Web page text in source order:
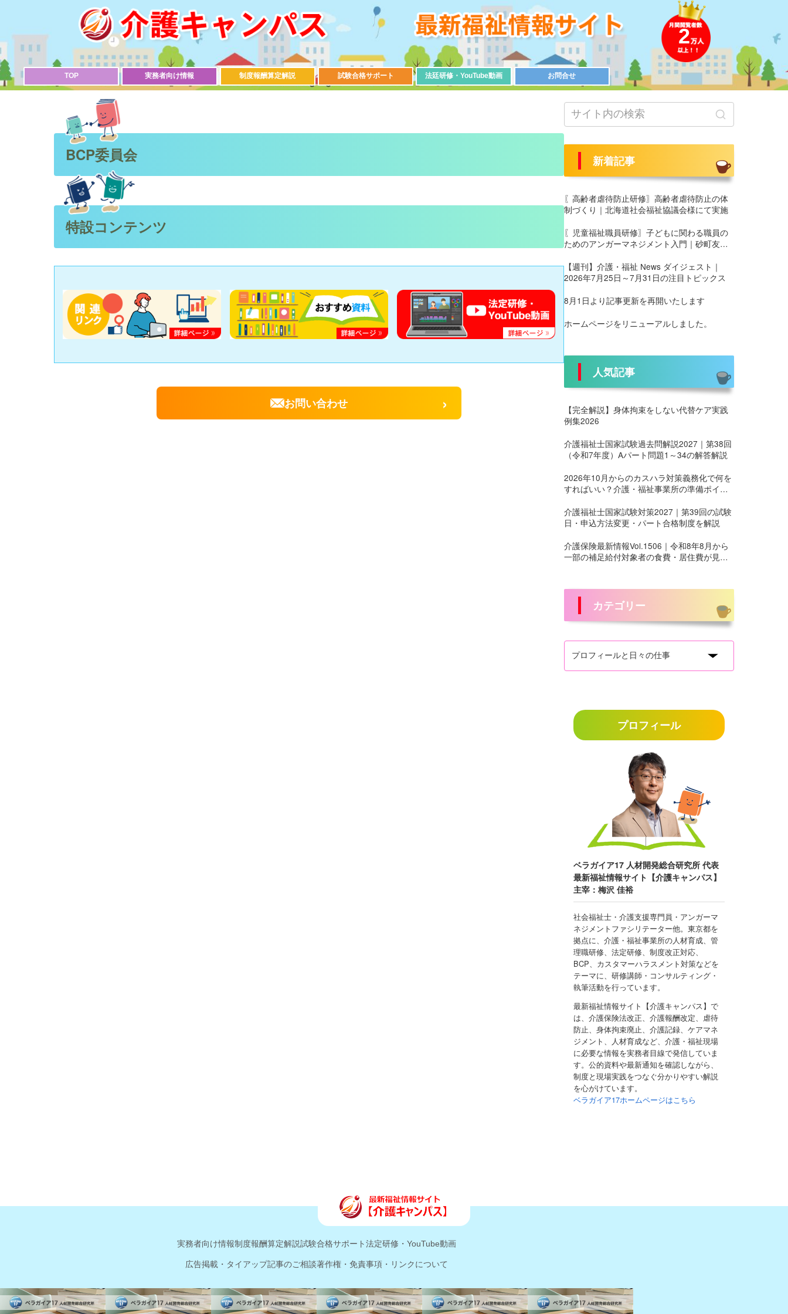
2
TOP 実務者向け情報 制度報酬算定解説 試験合格サポート 法廷研修・YouTube動画 お問合せ
BCP委員会
特設コンテンツ
お問い合わせ ›
新着記事
〖高齢者虐待防止研修〗高齢者虐待防止の体
制づくり｜北海道社会福祉協議会様にて実施
〖児童福祉職員研修〗子どもに関わる職員の
ためのアンガーマネジメント入門｜砂町友愛
【週刊】介護・福祉 News ダイジェスト｜
2026年7月25日～7月31日の注目トピックス
8月1日より記事更新を再開いたします
ホームページをリニューアルしました。
人気記事
【完全解説】身体拘束をしない代替ケア実践
例集2026
介護福祉士国家試験過去問解説2027｜第38回
（令和7年度）Aパート問題1～34の解答解説
2026年10月からのカスハラ対策義務化で何を
すればいい？介護・福祉事業所の準備ポイン
介護福祉士国家試験対策2027｜第39回の試験
日・申込方法変更・パート合格制度を解説
介護保険最新情報Vol.1506｜令和8年8月から
一部の補足給付対象者の食費・居住費が見直
カテゴリー
プロフィール
ベラガイア17 人材開発総合研究所 代表
最新福祉情報サイト【介護キャンパス】
主宰：梅沢 佳裕
社会福祉士・介護支援専門員・アンガーマ
ネジメントファシリテーター他。東京都を
拠点に、介護・福祉事業所の人材育成、管
理職研修、法定研修、制度改正対応、
BCP、カスタマーハラスメント対策などを
テーマに、研修講師・コンサルティング・
執筆活動を行っています。
最新福祉情報サイト【介護キャンパス】で
は、介護保険法改正、介護報酬改定、虐待
防止、身体拘束廃止、介護記録、ケアマネ
ジメント、人材育成など、介護・福祉現場
に必要な情報を実務者目線で発信していま
す。公的資料や最新通知を確認しながら、
制度と現場実践をつなぐ分かりやすい解説
を心がけています。
ベラガイア17ホームページはこちら
実務者向け情報制度報酬算定解説試験合格サポート法定研修・YouTube動画
広告掲載・タイアップ記事のご相談著作権・免責事項・リンクについて